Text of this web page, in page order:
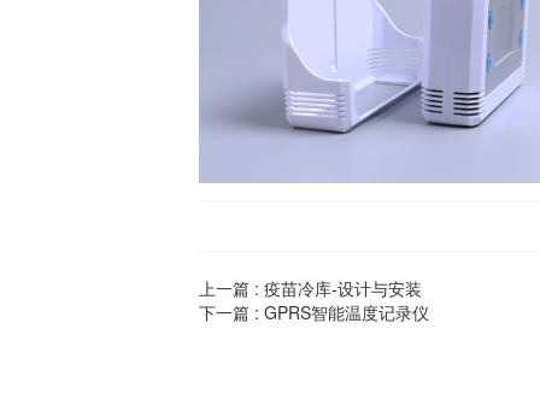
上一篇 : 疫苗冷库-设计与安装
下一篇 : GPRS智能温度记录仪